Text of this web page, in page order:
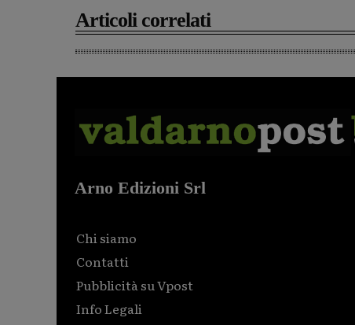
Articoli correlati
Arno Edizioni Srl
Chi siamo
Contatti
Pubblicità su Vpost
Info Legali